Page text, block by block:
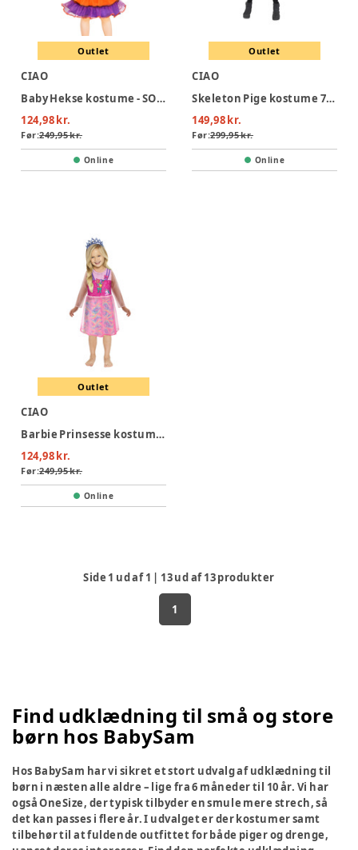
Outlet
CIAO
Baby Hekse kostume - SORT
124,98 kr.
Før:249,95 kr.
Online
Outlet
CIAO
Skeleton Pige kostume 7-10 år
149,98 kr.
Før:299,95 kr.
Online
Outlet
CIAO
Barbie Prinsesse kostume 3-4 år
124,98 kr.
Før:249,95 kr.
Online
Side 1 ud af1 | 13ud af13produkter
1
Find udklædning til små og store
børn hos BabySam
Hos BabySam har vi sikret et stort udvalg af udklædning til
børn i næsten alle aldre – lige fra 6 måneder til 10 år. Vi har
også OneSize, der typisk tilbyder en smule mere strech, så
det kan passes i flere år. I udvalget er der kostumer samt
tilbehør til at fuldende outfittet for både piger og drenge,